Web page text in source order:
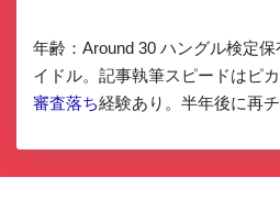
年齢：Around 30 ハングル検定
イドル。記事執筆スピードはピカ
審査落ち経験あり。半年後に再チ